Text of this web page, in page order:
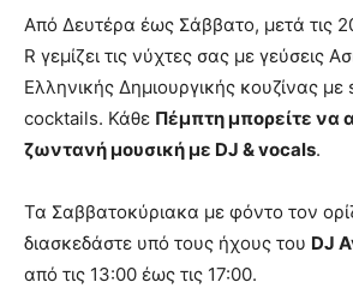
Από Δευτέρα έως Σάββατο, μετά τις
R γεμίζει τις νύχτες σας με γεύσεις
Ελληνικής Δημιουργικής κουζίνας
cocktails. Κάθε Πέμπτη μπορείτε να
ζωντανή μουσική με DJ &vocals.
Τα Σαββατοκύριακα με φόντο τον
διασκεδάστε υπό τους ήχους του DJ
από τις 13:00 έως τις 17:00.